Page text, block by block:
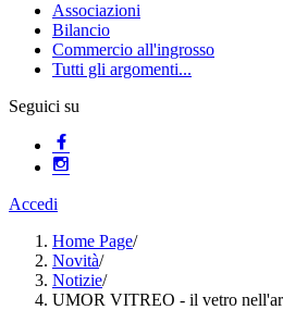
Associazioni
Bilancio
Commercio all'ingrosso
Tutti gli argomenti...
Seguici su
Accedi
Home Page/
Novità/
Notizie/
UMOR VITREO - il vetro